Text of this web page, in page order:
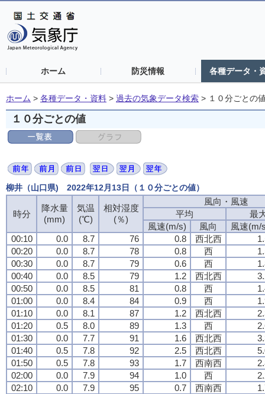
ホーム 防災情報 各種データ・
ホーム > 各種データ・資料 > 過去の気象データ検索 > １０分ごとの
１０分ごとの値
柳井（山口県) 2022年12月13日（１０分ごとの値）
時分
降水量
(mm)
気温
(℃)
相対湿度
(％)
風向・風速
平均
最
風速(m/s)
風向
風速(m/
00:10
0.0 8.7 76 0.8 西北西
00:20
0.0 8.7 78 0.8 西
00:30
0.0 8.7 79 0.6 西
00:40
0.0 8.5 79 1.2 西北西
00:50
0.0 8.5 81 0.8 西
01:00
0.0 8.4 84 0.9 西
01:10
0.0 8.1 87 1.2 西北西
01:20
0.5 8.0 89 1.3 西
01:30
0.0 7.7 91 1.6 西北西
01:40
0.5 7.8 92 2.5 西北西
01:50
0.5 7.8 93 1.7 西南西
02:00
0.0 7.9 94 1.0 西
02:10
0.0 7.9 95 0.7 西南西